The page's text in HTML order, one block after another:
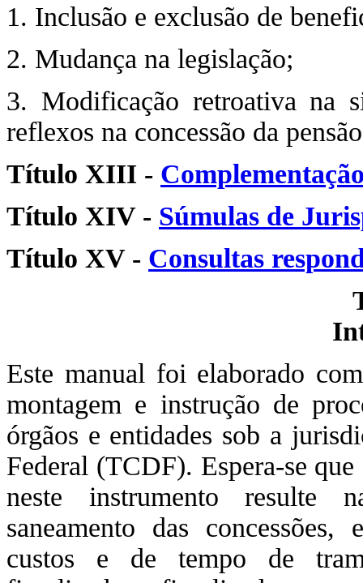
1. Inclusão e exclusão de
2. Mudança na legislação;
3. Modificação retroativa na
reflexos na concessão da
Título XIII -
Título XIV - Súmulas de
Título XV - Consultas
Este manual foi elaborado
montagem e instrução de
órgãos e entidades sob a
Federal (TCDF). Espera-se
neste instrumento resulte
saneamento das
custos e de tempo de